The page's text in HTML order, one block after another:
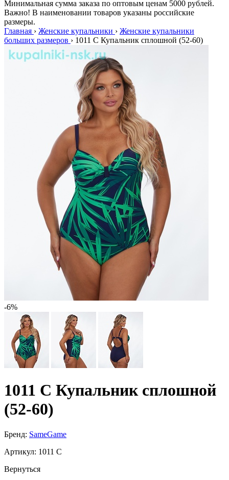
Минимальная сумма заказа по оптовым ценам 5000 рублей.
Важно! В наименовании товаров указаны российские
размеры.
Главная › Женские купальники › Женские купальники
больших размеров › 1011 С Купальник сплошной (52-60)
-6%
1011 С Купальник сплошной
(52-60)
Бренд: SameGame
Артикул: 1011 С
Вернуться